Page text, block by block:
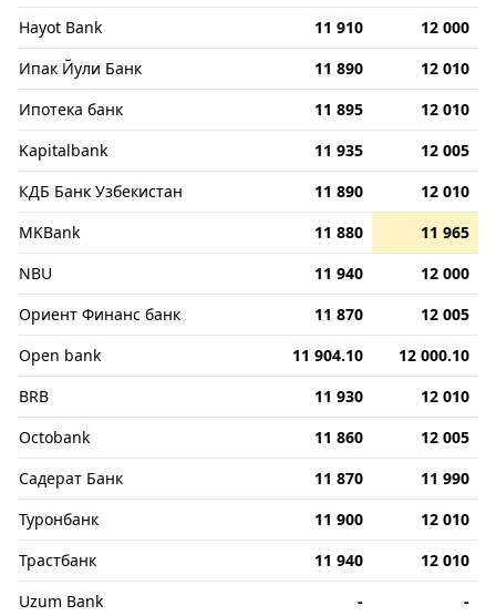
Hayot Bank
11 910
12 000
Ипак Йули Банк
11 890
12 010
Ипотека банк
11 895
12 010
Kapitalbank
11 935
12 005
КДБ Банк Узбекистан
11 890
12 010
MKBank
11 880
11 965
NBU
11 940
12 000
Ориент Финанс банк
11 870
12 005
Open bank
11 904.10
12 000.10
BRB
11 930
12 010
Octobank
11 860
12 005
Садерат Банк
11 870
11 990
Туронбанк
11 900
12 010
Трастбанк
11 940
12 010
Uzum Bank
-
-